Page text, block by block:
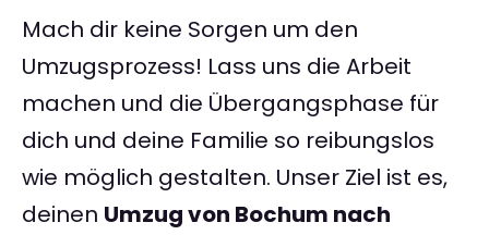
Mach dir keine Sorgen um den
Umzugsprozess! Lass uns die Arbeit
machen und die Übergangsphase für
dich und deine Familie so reibungslos
wie möglich gestalten. Unser Ziel ist es,
deinen Umzug von Bochum nach